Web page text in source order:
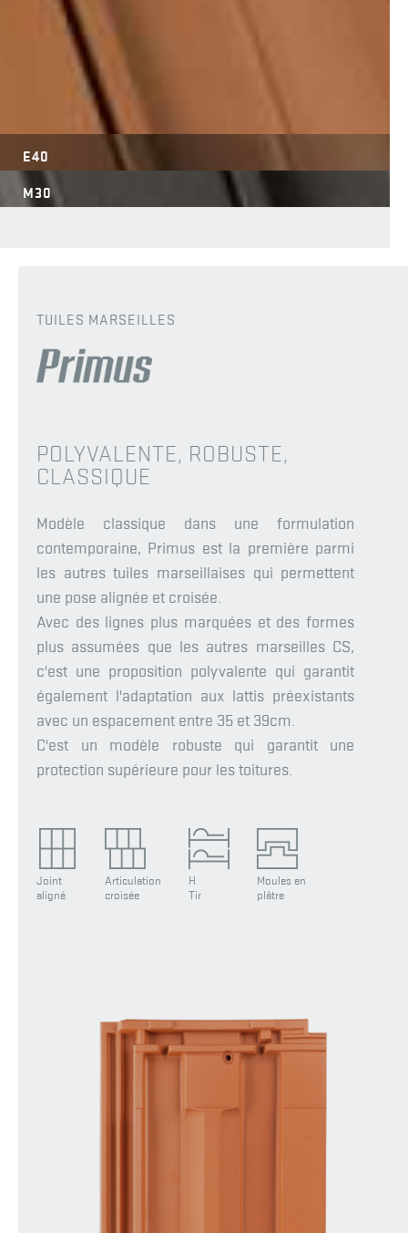
E40
M30
TUILES MARSEILLES
POLYVALENTE, ROBUSTE,
CLASSIQUE
Modèle classique dans une formulation
contemporaine, Primus est la première parmi
les autres tuiles marseillaises qui permettent
une pose alignée et croisée.
Avec des lignes plus marquées et des formes
plus assumées que les autres marseilles CS,
c'est une proposition polyvalente qui garantit
également l'adaptation aux lattis préexistants
avec un espacement entre 35 et 39cm.
C'est un modèle robuste qui garantit une
protection supérieure pour les toitures.
Joint
aligné
Articulation
croisée
H
Tir
Moules en
plâtre